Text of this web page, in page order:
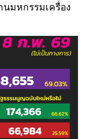
มหกรรมเครื่อง